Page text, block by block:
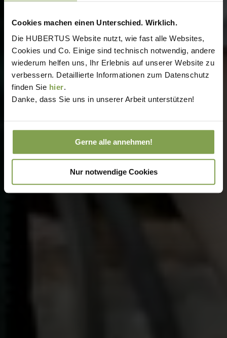
Cookies machen einen Unterschied. Wirklich.
Die HUBERTUS Website nutzt, wie fast alle Websites,
Cookies und Co. Einige sind technisch notwendig, andere
wiederum helfen uns, Ihr Erlebnis auf unserer Website zu
verbessern. Detaillierte Informationen zum Datenschutz
finden Sie hier.
Danke, dass Sie uns in unserer Arbeit unterstützen!
Gerne alle annehmen!
Nur notwendige Cookies